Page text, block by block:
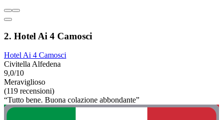
2. Hotel Ai 4 Camosci
Hotel Ai 4 Camosci
Civitella Alfedena
9,0/10
Meraviglioso
(119 recensioni)
“Tutto bene. Buona colazione abbondante”